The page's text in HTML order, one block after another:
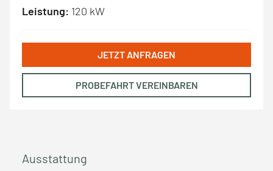
Leistung: 120 kW
JETZT ANFRAGEN
PROBEFAHRT VEREINBAREN
Ausstattung